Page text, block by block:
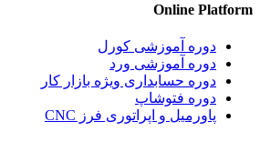
Online Platform
دوره آموزشی کورل
دوره آموزشی ورد
دوره حسابداری ویژه بازار کار
دوره فتوشاپ
پاورمیل و اپراتوری فرز CNC